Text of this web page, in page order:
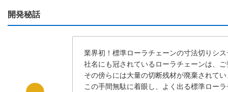
開発秘話
業界初！標準ローラチェーンの寸法切りシ
社名にも冠されているローラチェーンは、
その傍らには大量の切断残材が廃棄されて
この手間無駄に着眼し、よく出る標準ロー